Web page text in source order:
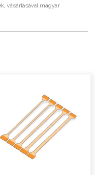
vásárlásával magyar